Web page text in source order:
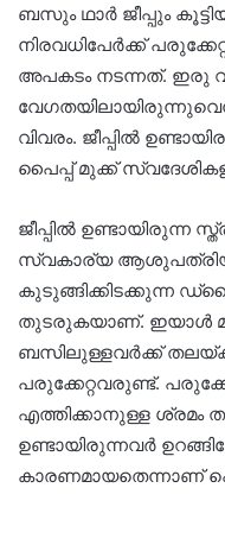
ബസും ഥാർ ജീപ്പും
നിരവധിപേർക്ക്
അപകടം നടന്നത്. ഇരു
വിവരം. ജീപ്പിൽ
പൈപ്പ് മുക്ക്
ജീപ്പിൽ ഉണ്ടായിരുന്ന
സ്വകാര്യ ആശുപത്രിയിൽ
കുടുങ്ങിക്കിടക്കുന്ന
തുടരുകയാണ്. ഇയാൾ
ബസിലുള്ളവർക്ക്
പരുക്കേറ്റവരുണ്ട്.
എത്തിക്കാനുള്ള ശ്രമം
ഉണ്ടായിരുന്നവർ
കാരണമായതെന്നാണ്